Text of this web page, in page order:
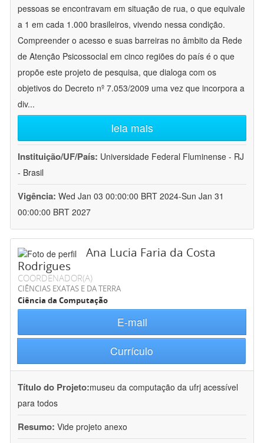
pessoas se encontravam em situação de rua, o que equivale
a 1 em cada 1.000 brasileiros, vivendo nessa condição.
Compreender o acesso e suas barreiras no âmbito da Rede
de Atenção Psicossocial em cinco regiões do país é o que
propõe este projeto de pesquisa, que dialoga com os
objetivos do Decreto nº 7.053/2009 uma vez que incorpora a
div...
leia mais
Instituição/UF/País: Universidade Federal Fluminense - RJ
- Brasil
Vigência: Wed Jan 03 00:00:00 BRT 2024-Sun Jan 31
00:00:00 BRT 2027
Ana Lucia Faria da Costa
Rodrigues
COORDENADOR(A)
CIÊNCIAS EXATAS E DA TERRA
Ciência da Computação
E-mail
Currículo
Título do Projeto:museu da computação da ufrj acessível
para todos
Resumo: Vide projeto anexo